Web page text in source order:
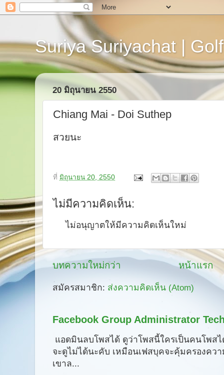
Suriya Suriyachat | Golf
20 มิถุนายน 2550
Chiang Mai - Doi Suthep
สวยนะ
ที่ มิถุนายน 20, 2550
ไม่มีความคิดเห็น:
ไม่อนุญาตให้มีความคิดเห็นใหม่
บทความใหม่กว่า หน้าแรก
สมัครสมาชิก: ส่งความคิดเห็น (Atom)
Facebook Group Administrator
แอดมินลบโพสได้ ดูว่าโพสนี้ใครเป็นคนโพส
จะดูไม่ได้นะคับ เหมือนเฟสบุคจะคุ้มครองคว
เขาล...